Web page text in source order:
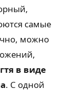
самые
можно
в виде
. С одной